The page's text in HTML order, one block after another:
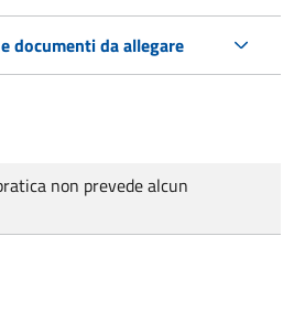
documenti da allegare
non prevede alcun